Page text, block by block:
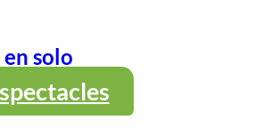
solo